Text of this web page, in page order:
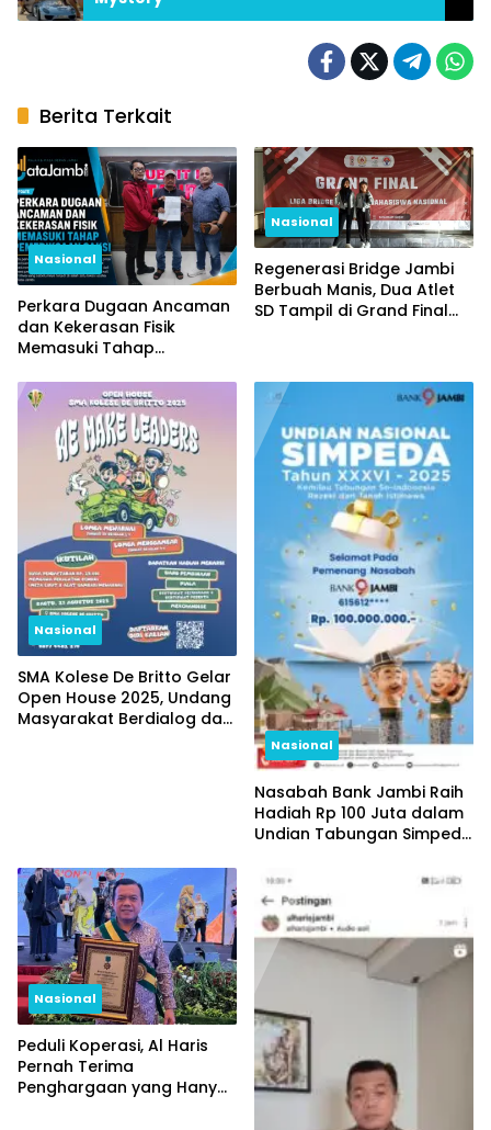
Berita Terkait
Nasional
Perkara Dugaan Ancaman
dan Kekerasan Fisik
Memasuki Tahap
Nasional
Regenerasi Bridge Jambi
Berbuah Manis, Dua Atlet
SD Tampil di Grand Final
Nasional
SMA Kolese De Britto Gelar
Open House 2025, Undang
Masyarakat Berdialog dan
Nasional
Nasabah Bank Jambi Raih
Hadiah Rp 100 Juta dalam
Undian Tabungan Simpeda
Nasional
Peduli Koperasi, Al Haris
Pernah Terima
Penghargaan yang Hanya